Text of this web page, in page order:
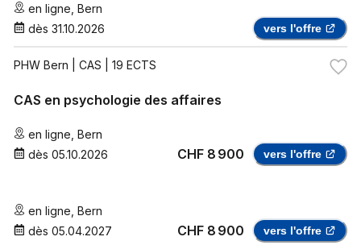
en ligne Bern
dès 31.10.2026 vers l'offre
PHW Bern | CAS | 19 ECTS
CAS en psychologie des affaires
en ligne Bern
dès 05.10.2026 CHF 8 900 vers l'offre
en ligne Bern
dès 05.04.2027 CHF 8 900 vers l'offre